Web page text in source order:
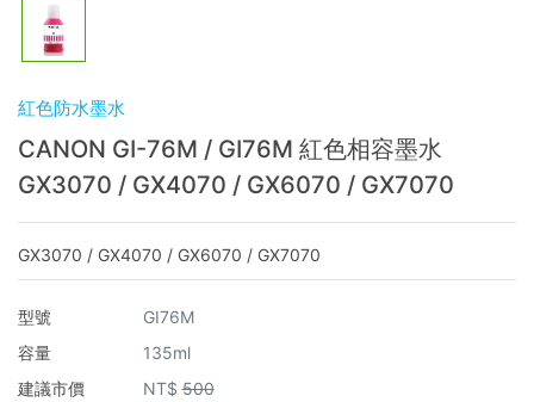
紅色防水墨水
CANON GI-76M / GI76M 紅色相容墨水
GX3070 / GX4070 / GX6070 / GX7070
GX3070 / GX4070 / GX6070 / GX7070
型號
GI76M
容量
135ml
建議市價
NT$ 500